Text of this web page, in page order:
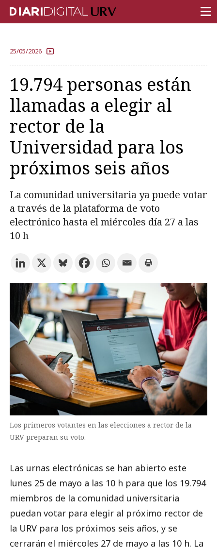
DOCENCIA
INSTITUCIÓN
VIDA EN EL CAMPUS
COMUNIDAD URV
REPORTAJES
ESPAÑOL CATALÀ ENGLISH
25/05/2026
19.794 personas están
llamadas a elegir al
rector de la
Universidad para los
próximos seis años
La comunidad universitaria ya puede votar
a través de la plataforma de voto
electrónico hasta el miércoles día 27 a las
10 h
Los primeros votantes en las elecciones a rector de la
URV preparan su voto.
Las urnas electrónicas se han abierto este
lunes 25 de mayo a las 10 h para que los 19.794
miembros de la comunidad universitaria
puedan votar para elegir al próximo rector de
la URV para los próximos seis años, y se
cerrarán el miércoles 27 de mayo a las 10 h. La